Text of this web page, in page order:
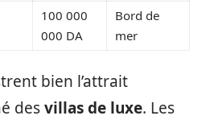
100 000
000 DA
Bord de
mer
bien l’attrait
desvillas de luxe. Les